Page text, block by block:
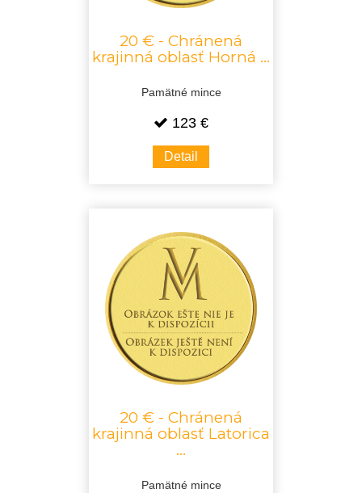
20 € - Chránená
krajinná oblasť Horná ...
Pamätné mince
123 €
Detail
20 € - Chránená
krajinná oblasť Latorica
...
Pamätné mince